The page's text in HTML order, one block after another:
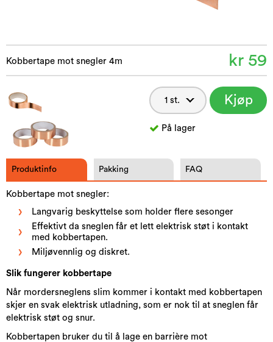
Kobbertape mot snegler 4m kr 59
Kjøp
På lager
Produktinfo Pakking FAQ
Kobbertape mot snegler:
Langvarig beskyttelse som holder flere sesonger
Effektivt da sneglen får et lett elektrisk støt i kontakt
med kobbertapen.
Miljøvennlig og diskret.
Slik fungerer kobbertape
Når mordersneglens slim kommer i kontakt med kobbertapen
skjer en svak elektrisk utladning, som er nok til at sneglen får
elektrisk støt og snur.
Kobbertapen bruker du til å lage en barrière mot